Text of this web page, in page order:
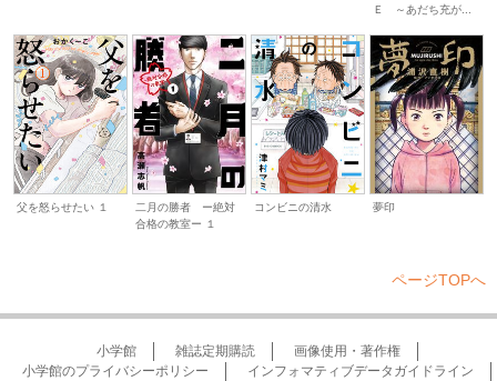
Ｅ ～あだち充が...
父を怒らせたい １
二月の勝者 ー絶対
合格の教室ー １
コンビニの清水 夢印
ページTOPへ
小学館 雑誌定期購読
画像使用・著作権
小学館のプライバシーポリシー
インフォマティブデータガイドライン